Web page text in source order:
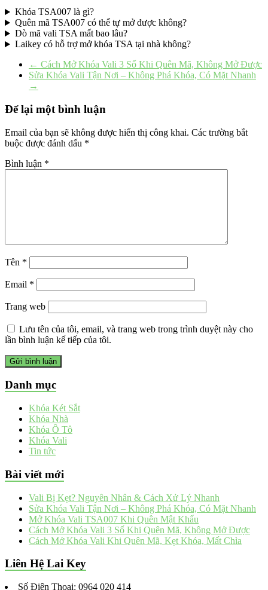
Khóa TSA007 là gì?
Quên mã TSA007 có thể tự mở được không?
Dò mã vali TSA mất bao lâu?
Laikey có hỗ trợ mở khóa TSA tại nhà không?
← Cách Mở Khóa Vali 3 Số Khi Quên Mã, Không Mở Được
Sửa Khóa Vali Tận Nơi – Không Phá Khóa, Có Mặt Nhanh
→
Để lại một bình luận
Email của bạn sẽ không được hiển thị công khai. Các trường bắt
buộc được đánh dấu *
Bình luận *
Tên *
Email *
Trang web
Lưu tên của tôi, email, và trang web trong trình duyệt này cho
lần bình luận kế tiếp của tôi.
Danh mục
Khóa Két Sắt
Khóa Nhà
Khóa Ô Tô
Khóa Vali
Tin tức
Bài viết mới
Vali Bị Kẹt? Nguyên Nhân & Cách Xử Lý Nhanh
Sửa Khóa Vali Tận Nơi – Không Phá Khóa, Có Mặt Nhanh
Mở Khóa Vali TSA007 Khi Quên Mật Khẩu
Cách Mở Khóa Vali 3 Số Khi Quên Mã, Không Mở Được
Cách Mở Khóa Vali Khi Quên Mã, Kẹt Khóa, Mất Chìa
Liên Hệ Lai Key
Số Điện Thoại: 0964 020 414